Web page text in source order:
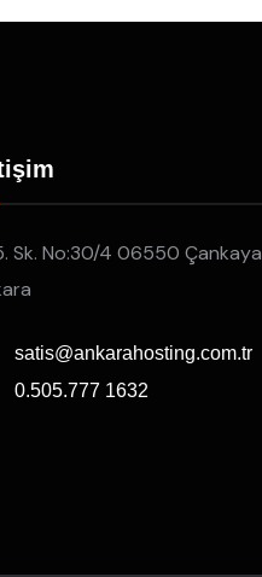
Sk. No:30/4 06550 Çankaya
satis@ankarahosting.com.tr
0.505.777 1632